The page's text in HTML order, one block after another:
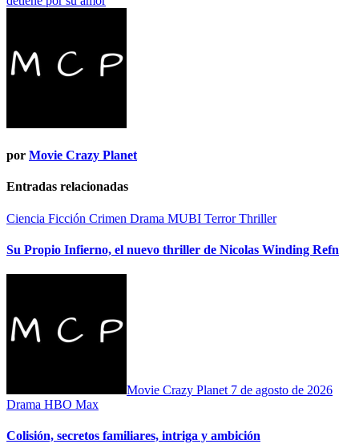
por Movie Crazy Planet
Entradas relacionadas
Ciencia Ficción Crimen Drama MUBI TerrorThriller
Su Propio Infierno, el nuevo thriller de Nicolas Winding Refn
Movie Crazy Planet 7 de agosto de 2026
Drama HBO Max
Colisión, secretos familiares, intriga y ambición